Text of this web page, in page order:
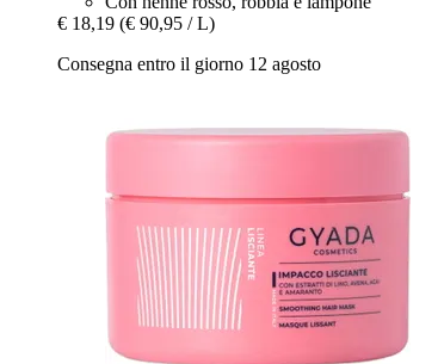
€ 18,19 (€ 90,95 / L)
Consegna entro il giorno 12 agosto